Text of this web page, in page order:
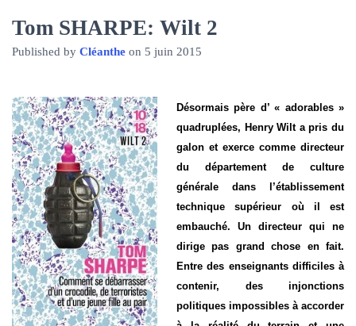
I
G
A
I
O
Tom SHARPE: Wilt 2
Published by Cléanthe on 5 juin 2015
Désormais père d’ « adorables »
quadruplées, Henry Wilt a pris du
galon et exerce comme directeur
du département de culture
générale dans l’établissement
technique supérieur où il est
embauché. Un directeur qui ne
dirige pas grand chose en fait.
Entre des enseignants difficiles à
contenir, des injonctions
politiques impossibles à accorder